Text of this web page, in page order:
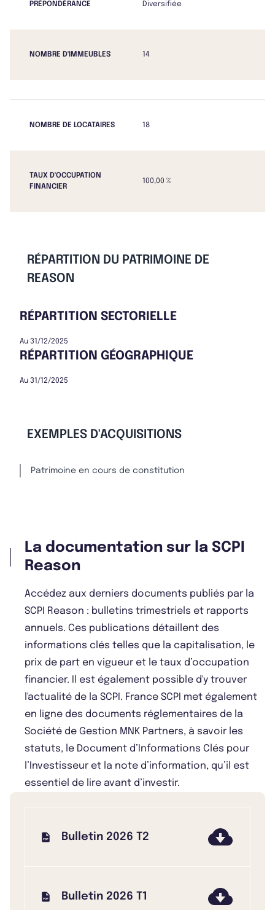
PRÉPONDÉRANCE Diversifiée
NOMBRE D'IMMEUBLES 14
NOMBRE DE LOCATAIRES 18
TAUX D'OCCUPATION
FINANCIER
100,00 %
RÉPARTITION DU PATRIMOINE DE
REASON
RÉPARTITION SECTORIELLE
Au 31/12/2025
RÉPARTITION GÉOGRAPHIQUE
Au 31/12/2025
EXEMPLES D'ACQUISITIONS
Patrimoine en cours de constitution
La documentation sur la SCPI
Reason
Accédez aux derniers documents publiés par la
SCPI Reason : bulletins trimestriels et rapports
annuels. Ces publications détaillent des
informations clés telles que la capitalisation, le
prix de part en vigueur et le taux d’occupation
financier. Il est également possible d'y trouver
l'actualité de la SCPI. France SCPI met également
en ligne des documents réglementaires de la
Société de Gestion MNK Partners, à savoir les
statuts, le Document d’Informations Clés pour
l’Investisseur et la note d’information, qu’il est
essentiel de lire avant d’investir.
Bulletin 2026 T2
Bulletin 2026 T1